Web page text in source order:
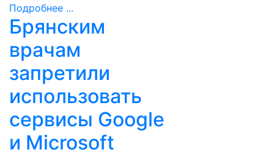
Подробнее ...
Брянским
врачам
запретили
использовать
сервисы Google
и Microsoft